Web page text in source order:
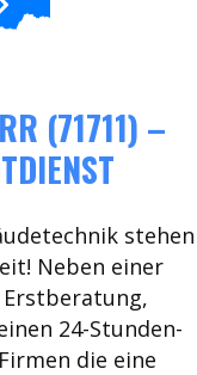
(71711) –
stehen
Neben einer
24-Stunden-
die eine